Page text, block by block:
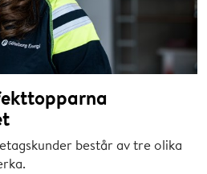
består av tre olika